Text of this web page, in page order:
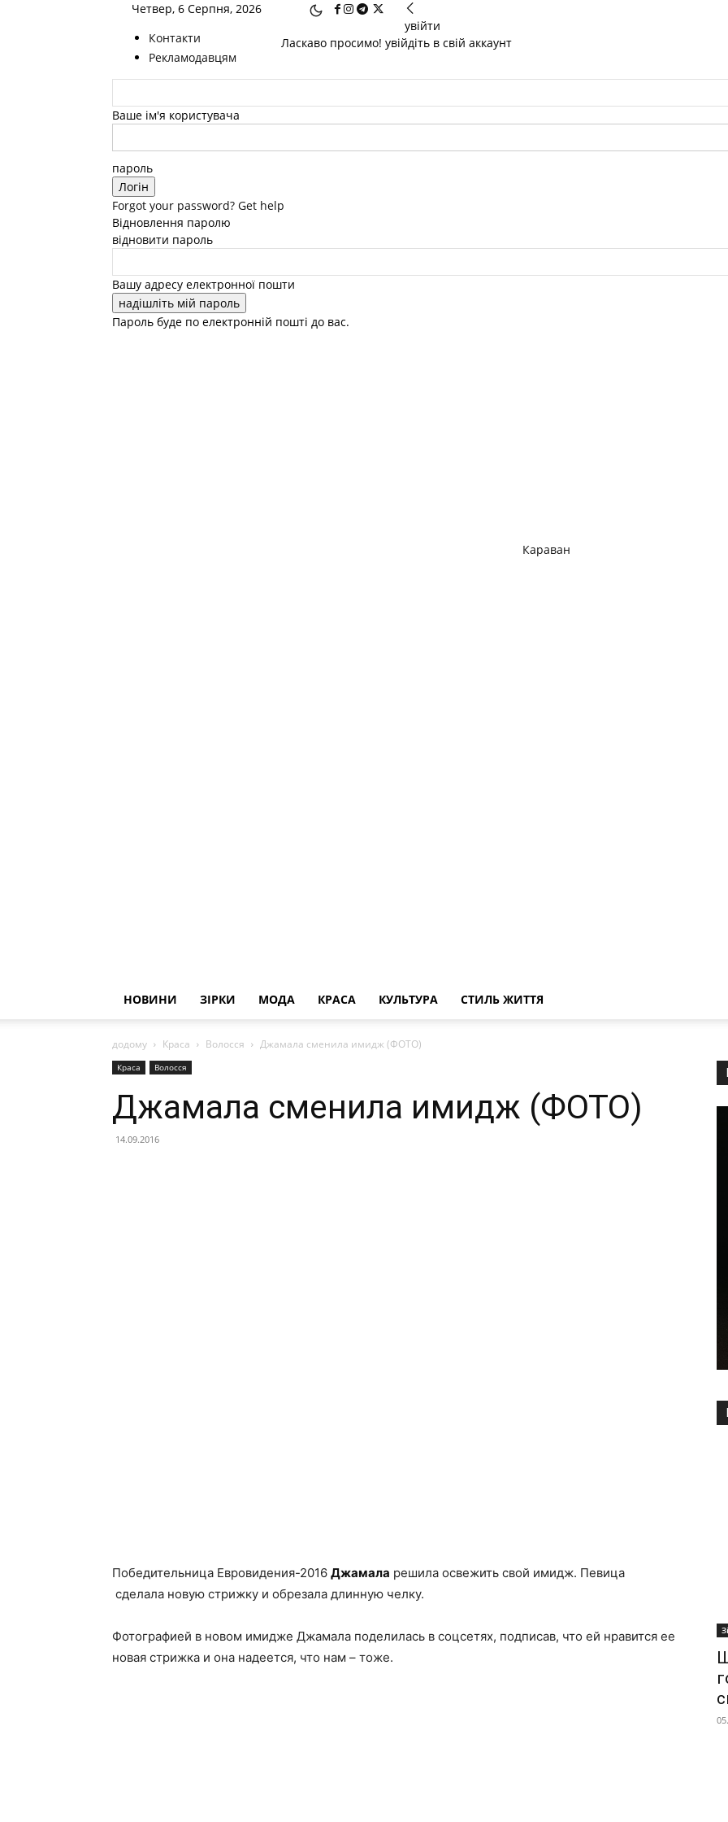
Четвер, 6 Серпня, 2026
Контакти
Рекламодавцям
увійти
Ласкаво просимо! увійдіть в свій аккаунт
Ваше ім'я користувача
пароль
Forgot your password? Get help
Відновлення паролю
відновити пароль
Вашу адресу електронної пошти
Пароль буде по електронній пошті до вас.
Караван
НОВИНИ ЗІРКИ МОДА КРАСА КУЛЬТУРА СТИЛЬ ЖИТТЯ
додому Краса Волосся Джамала сменила имидж (ФОТО)
Краса Волосся
Джамала сменила имидж (ФОТО)
14.09.2016
Победительница Евровидения-2016 Джамала решила освежить свой имидж. Певица
сделала новую стрижку и обрезала длинную челку.
Фотографией в новом имидже Джамала поделилась в соцсетях, подписав, что ей нравится ее
новая стрижка и она надеется, что нам – тоже.